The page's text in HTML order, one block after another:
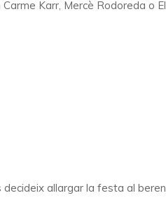
Karr, Mercè Rodoreda o
decideix allargar la festa al